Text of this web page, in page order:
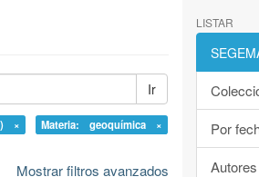
Ir
×
Materia: geoquímica ×
Mostrar filtros avanzados
LISTAR
Por
Autores